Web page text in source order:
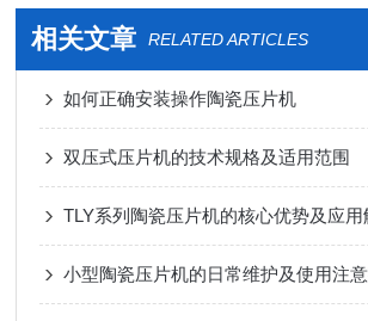
相关文章 RELATED ARTICLES
如何正确安装操作陶瓷压片机
双压式压片机的技术规格及适用范围
TLY系列陶瓷压片机的核心优势及应用
小型陶瓷压片机的日常维护及使用注